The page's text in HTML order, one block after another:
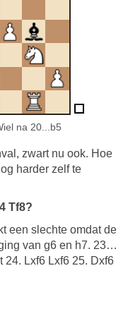
na 20...b5
zwart nu ook. Hoe
harder zelf te
Tf8?
een slechte omdat de
van g6 en h7. 23…
24. Lxf6 Lxf6 25. Dxf6